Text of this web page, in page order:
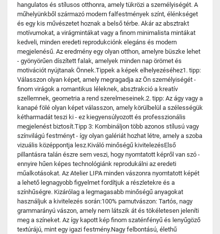
hangulatos és stílusos otthonra, amely tükrözi a személyiségét. A
műhelyünkből származó modern falfestmények színt, élénkséget
és egy kis művészetet hoznak a belső térbe. Akár az absztrakt
motívumokat, a virágmintákat vagy a finom minimalista mintákat
kedveli, minden eredeti reprodukciónk elegáns és modern
megjelenésű. Az eredmény egy olyan otthon, amelyre büszke lehet
- gyönyörűen díszített falak, amelyek minden nap örömet és
motivációt nyújtanak Önnek.Tippek a képek elhelyezéséhez1. tipp:
Válasszon olyan képet, amely megragadja az Ön személyiségét -
finom virágok a romantikus léleknek, absztrakció a kreatív
szellemnek, geometria a rend szerelmeseinek.2. tipp: Az ágy vagy a
kanapé fölé olyan képet válasszon, amely körülbelül a szélességük
kétharmadát teszi ki - ez kiegyensúlyozott és professzionális
megjelenést biztosít.Tipp 3: Kombináljon több azonos stílusú vagy
színvilágú festményt - így olyan galériát hozhat létre, amely a szoba
vizuális középpontja lesz.Kiváló minőségű kivitelezésElső
pillantásra talán észre sem veszi, hogy nyomtatott képről van szó -
ennyire hűen képes technológiánk reprodukálni az eredeti
műalkotásokat. Az Atelier LIPA minden vászonra nyomtatott képét
a lehető legnagyobb figyelmet fordítjuk a részletekre és a
színhűségre. Kizárólag a legmagasabb minőségű anyagokat
használjuk a kivitelezés során:100% pamutvászon: Tartós, nagy
grammarányú vászon, amely nem látszik át és tökéletesen jeleníti
meg a színeket. Az így kapott kép finom szaténfényű és lenyűgöző
textúrájú, mint egy igazi festmény.Nagy felbontású, élethű